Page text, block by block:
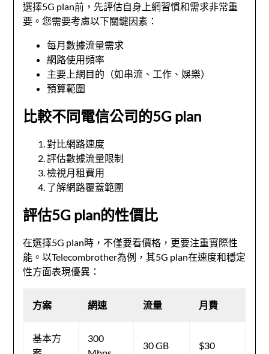
選擇5G plan前，先評估自身上網習慣和需求非常重
要。您需要考慮以下關鍵因素：
每月數據流量需求
網路使用頻率
主要上網目的（如串流、工作、娛樂）
預算範圍
比較不同電信公司的5G plan
對比網路速度
評估數據流量限制
檢視月租費用
了解網路覆蓋範圍
評估5G plan的性價比
在選擇5G plan時，不僅要看價格，更要注重實際性
能。以Telecombrother為例，其5G plan在速度和穩定
性方面表現優異：
方案 網速 流量 月費
基本方
300
30 GB $30